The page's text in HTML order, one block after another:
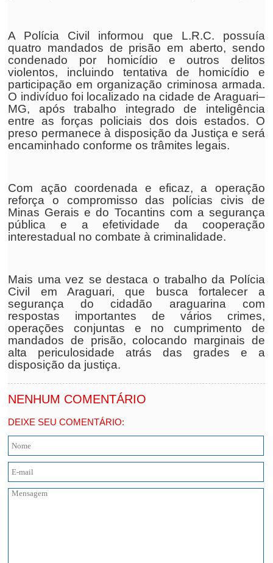
A Polícia Civil informou que L.R.C. possuía
quatro mandados de prisão em aberto, sendo
condenado por homicídio e outros delitos
violentos, incluindo tentativa de homicídio e
participação em organização criminosa armada.
O indivíduo foi localizado na cidade de Araguari–
MG, após trabalho integrado de inteligência
entre as forças policiais dos dois estados. O
preso permanece à disposição da Justiça e será
encaminhado conforme os trâmites legais.
Com ação coordenada e eficaz, a operação
reforça o compromisso das polícias civis de
Minas Gerais e do Tocantins com a segurança
pública e a efetividade da cooperação
interestadual no combate à criminalidade.
Mais uma vez se destaca o trabalho da Polícia
Civil em Araguari, que busca fortalecer a
segurança do cidadão araguarina com
respostas importantes de vários crimes,
operações conjuntas e no cumprimento de
mandados de prisão, colocando marginais de
alta periculosidade atrás das grades e a
disposição da justiça.
NENHUM COMENTÁRIO
DEIXE SEU COMENTÁRIO: